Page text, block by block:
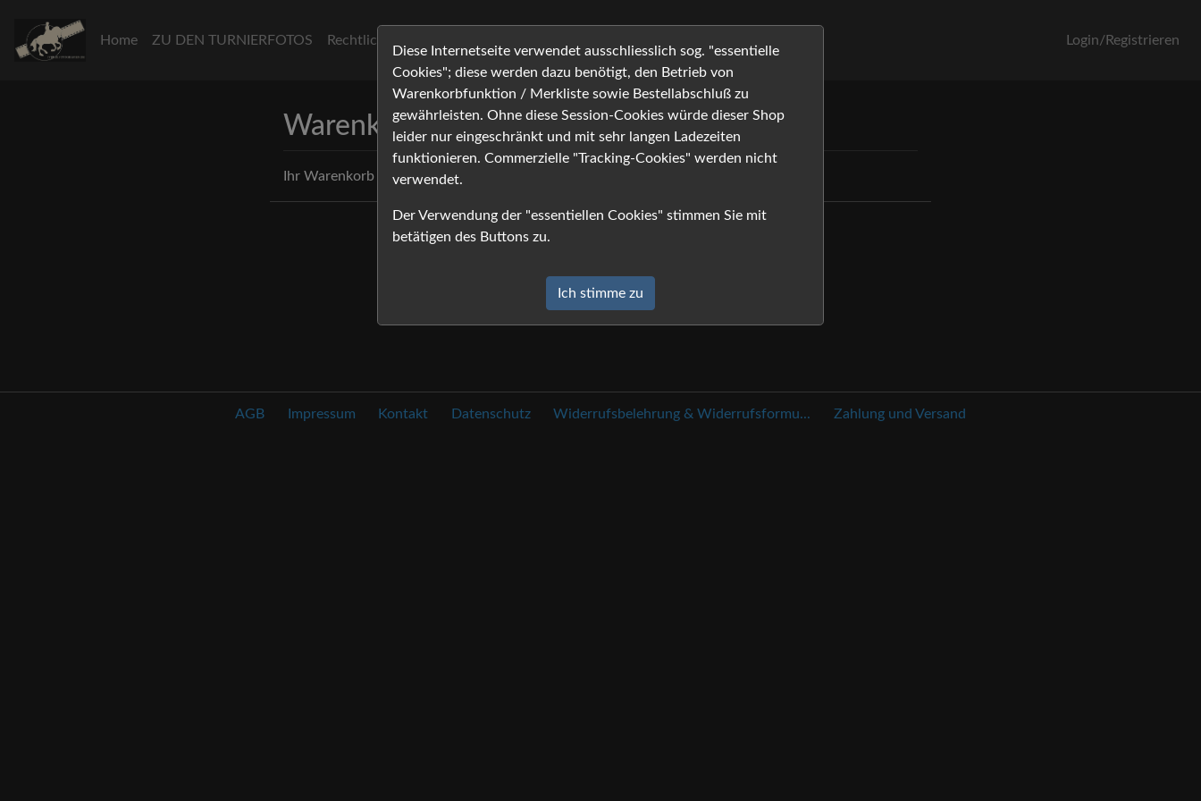
Home ZU DEN TURNIERFOTOS Rechtliche Informationen Login/Registrieren
Warenkorb
Ihr Warenkorb ist leer.
Diese Internetseite verwendet ausschliesslich sog. "essentielle
Cookies"; diese werden dazu benötigt, den Betrieb von
Warenkorbfunktion / Merkliste sowie Bestellabschluß zu
gewährleisten. Ohne diese Session-Cookies würde dieser Shop
leider nur eingeschränkt und mit sehr langen Ladezeiten
funktionieren. Commerzielle "Tracking-Cookies" werden nicht
verwendet.
Der Verwendung der "essentiellen Cookies" stimmen Sie mit
betätigen des Buttons zu.
Ich stimme zu
AGB Impressum Kontakt Datenschutz Widerrufsbelehrung & Widerrufsformu... Zahlung und Versand